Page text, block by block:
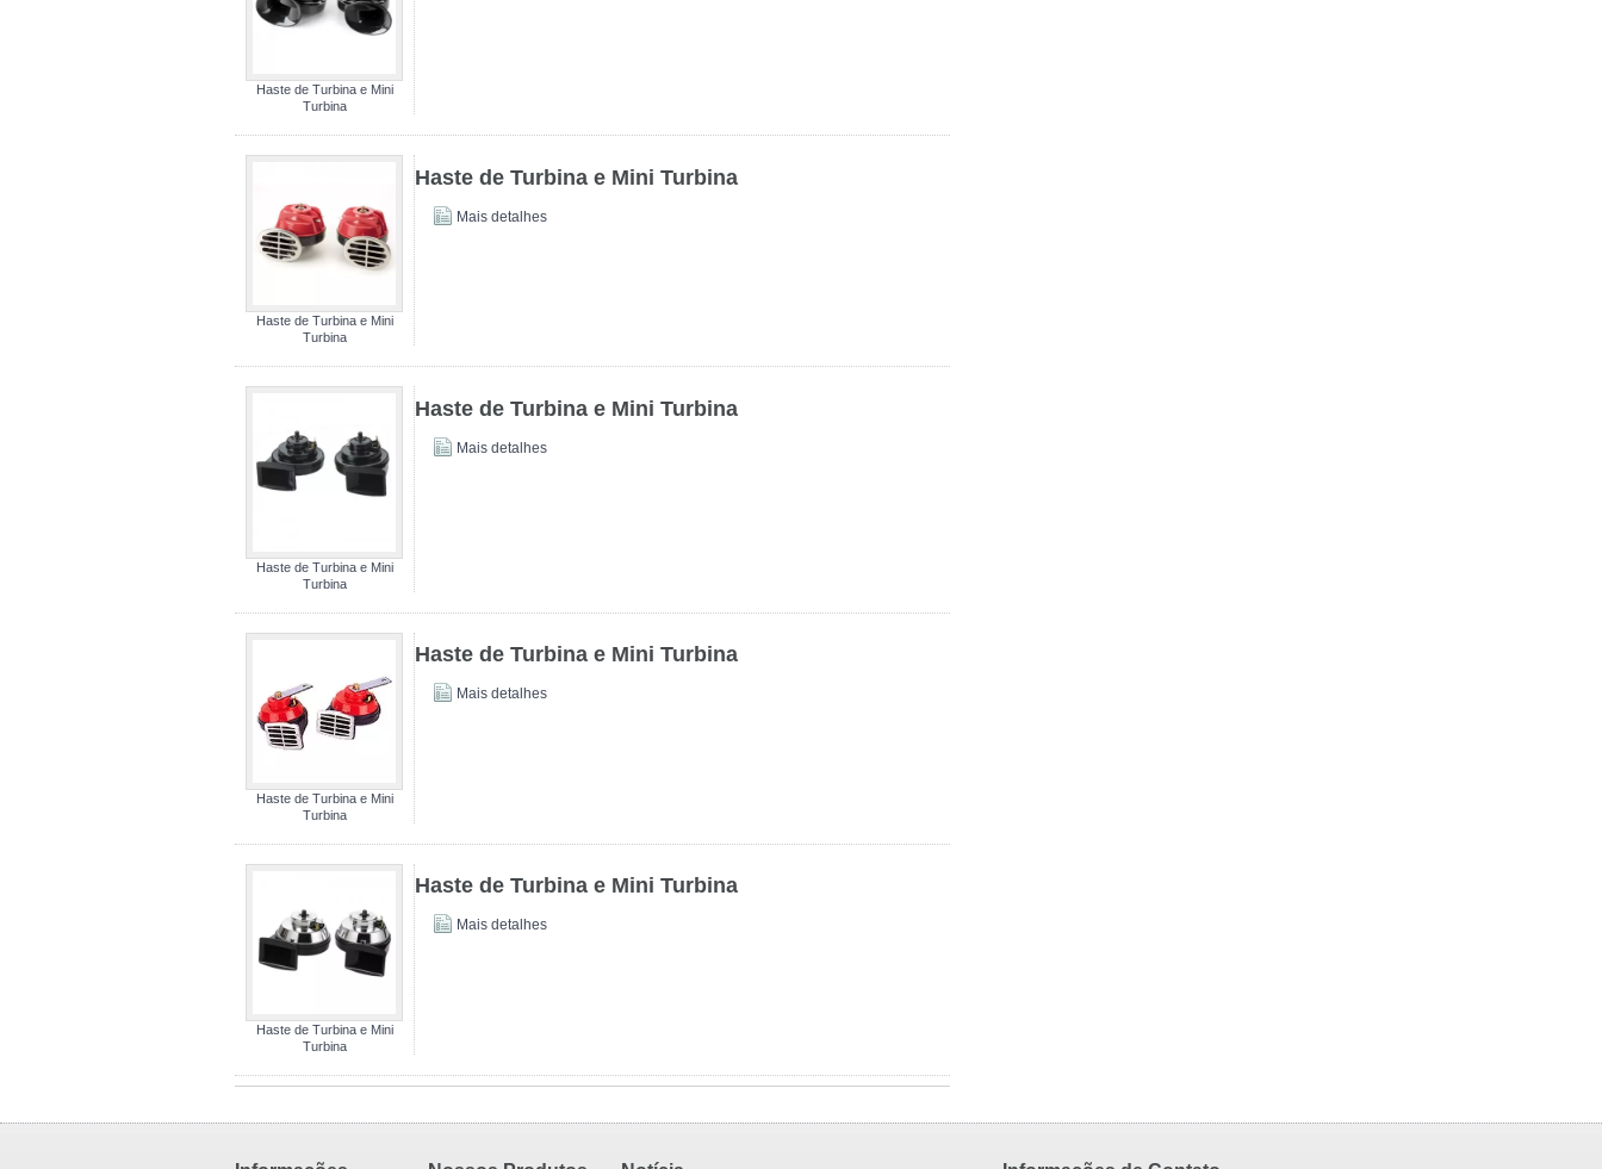
Haste de Turbina e Mini
Turbina
Haste de Turbina e Mini
Turbina
Haste de Turbina e Mini Turbina
Mais detalhes
Haste de Turbina e Mini
Turbina
Haste de Turbina e Mini Turbina
Mais detalhes
Haste de Turbina e Mini
Turbina
Haste de Turbina e Mini Turbina
Mais detalhes
Haste de Turbina e Mini
Turbina
Haste de Turbina e Mini Turbina
Mais detalhes